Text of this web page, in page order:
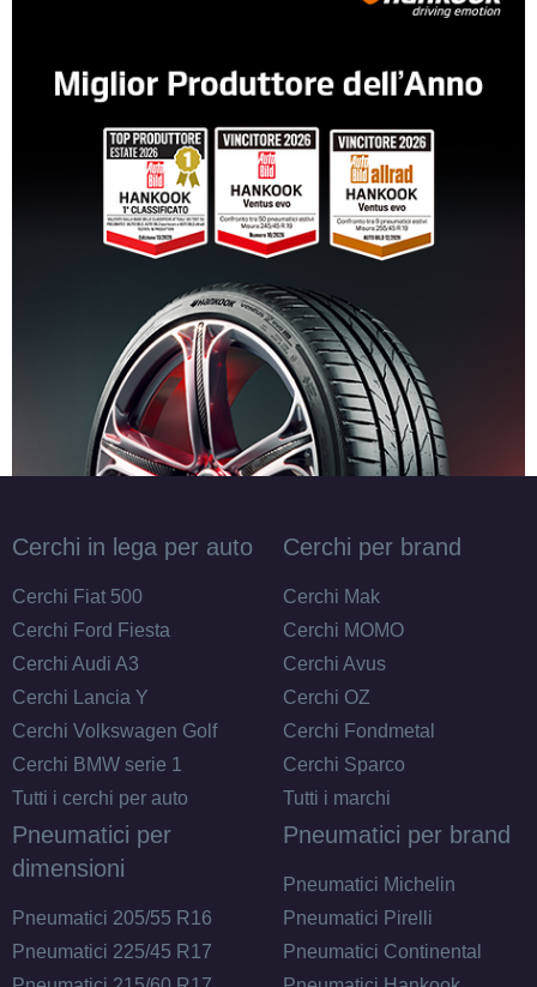
Cerchi in lega per auto
Cerchi Fiat 500
Cerchi Ford Fiesta
Cerchi Audi A3
Cerchi Lancia Y
Cerchi Volkswagen Golf
Cerchi BMW serie 1
Tutti i cerchi per auto
Cerchi per brand
Cerchi Mak
Cerchi MOMO
Cerchi Avus
Cerchi OZ
Cerchi Fondmetal
Cerchi Sparco
Tutti i marchi
Pneumatici per
dimensioni
Pneumatici 205/55 R16
Pneumatici 225/45 R17
Pneumatici per brand
Pneumatici Michelin
Pneumatici Pirelli
Pneumatici Continental